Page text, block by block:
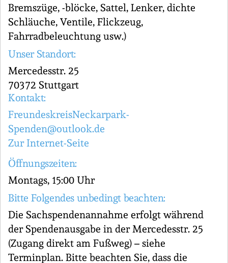
Bremszüge, -blöcke, Sattel, Lenker, dichte
Schläuche, Ventile, Flickzeug,
Fahrradbeleuchtung usw.)
Unser Standort:
Mercedesstr. 25
70372 Stuttgart
Kontakt:
FreundeskreisNeckarpark-
Spenden@outlook.de
Zur Internet-Seite
Öffnungszeiten:
Montags, 15:00 Uhr
Bitte Folgendes unbedingt beachten:
Die Sachspendenannahme erfolgt während
der Spendenausgabe in der Mercedesstr. 25
(Zugang direkt am Fußweg) – siehe
Terminplan. Bitte beachten Sie, dass die